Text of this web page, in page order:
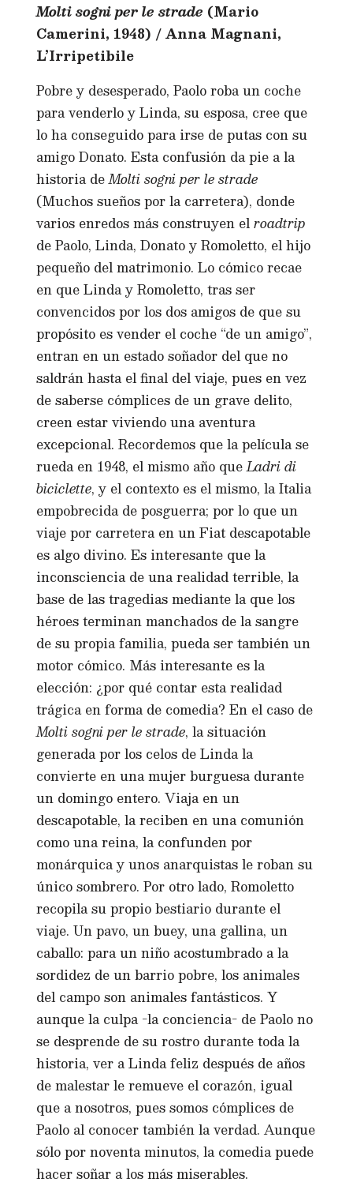
Molti sogni per le strade (Mario
Camerini, 1948) / Anna Magnani,
L’Irripetibile
Pobre y desesperado, Paolo roba un coche
para venderlo y Linda, su esposa, cree que
lo ha conseguido para irse de putas con su
amigo Donato. Esta confusión da pie a la
historia deMolti sogni per le strade
(Muchos sueños por la carretera), donde
varios enredos más construyen elroadtrip
de Paolo, Linda, Donato y Romoletto, el hijo
pequeño del matrimonio. Lo cómico recae
en que Linda y Romoletto, tras ser
convencidos por los dos amigos de que su
propósito es vender el coche “de un amigo”,
entran en un estado soñador del que no
saldrán hasta el final del viaje, pues en vez
de saberse cómplices de un grave delito,
creen estar viviendo una aventura
excepcional. Recordemos que la película se
rueda en 1948, el mismo año queLadri di
biciclette, y el contexto es el mismo, la Italia
empobrecida de posguerra; por lo que un
viaje por carretera en un Fiat descapotable
es algo divino. Es interesante que la
inconsciencia de una realidad terrible, la
base de las tragedias mediante la que los
héroes terminan manchados de la sangre
de su propia familia, pueda ser también un
motor cómico. Más interesante es la
elección: ¿por qué contar esta realidad
trágica en forma de comedia? En el caso de
Molti sogni per le strade, la situación
generada por los celos de Linda la
convierte en una mujer burguesa durante
un domingo entero. Viaja en un
descapotable, la reciben en una comunión
como una reina, la confunden por
monárquica y unos anarquistas le roban su
único sombrero. Por otro lado, Romoletto
recopila su propio bestiario durante el
viaje. Un pavo, un buey, una gallina, un
caballo: para un niño acostumbrado a la
sordidez de un barrio pobre, los animales
del campo son animales fantásticos. Y
aunque la culpa -la conciencia- de Paolo no
se desprende de su rostro durante toda la
historia, ver a Linda feliz después de años
de malestar le remueve el corazón, igual
que a nosotros, pues somos cómplices de
Paolo al conocer también la verdad. Aunque
sólo por noventa minutos, la comedia puede
hacer soñar a los más miserables.